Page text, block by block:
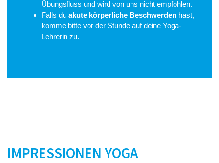
Übungsfluss und wird von uns nicht empfohlen.
Falls du akute körperliche Beschwerden hast,
komme bitte vor der Stunde auf deine Yoga-
Lehrerin zu.
IMPRESSIONEN YOGA